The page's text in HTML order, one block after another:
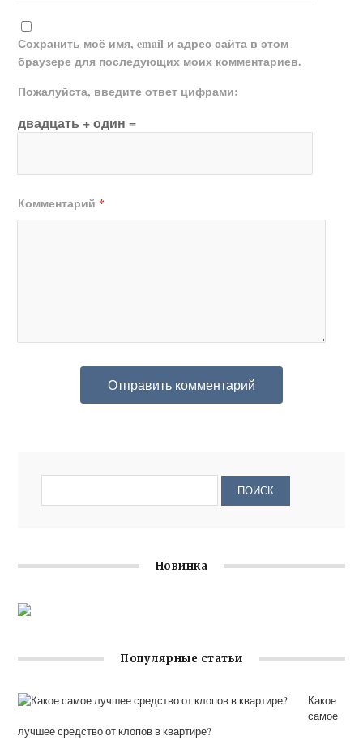
Сохранить моё имя, email и адрес сайта в этом
браузере для последующих моих комментариев.
Пожалуйста, введите ответ цифрами:
двадцать + один =
Комментарий *
Новинка
Популярные статьи
Какое
самое
лучшее средство от клопов в квартире?